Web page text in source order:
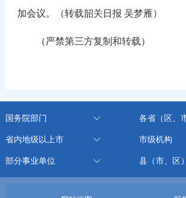
加会议。（转载韶关日报 吴梦雁）
（严禁第三方复制和转载）
国务院部门 各省（区、
省内地级以上市 市级机构
部分事业单位 县（市、区